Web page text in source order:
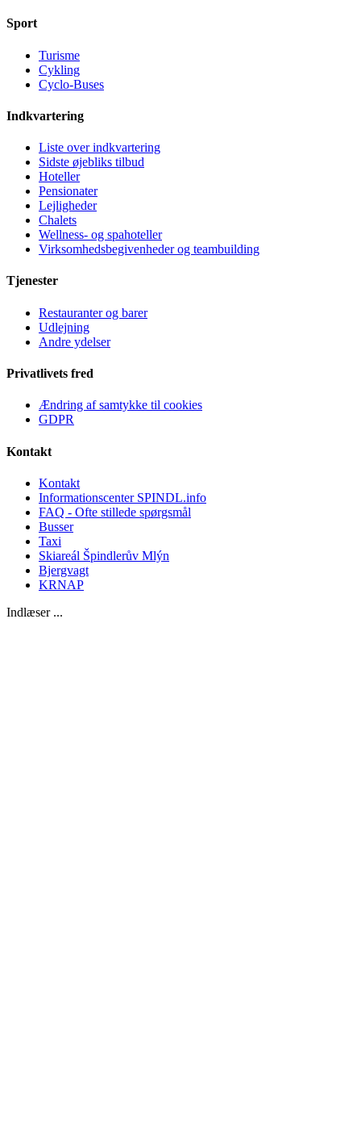
Sport
Turisme
Cykling
Cyclo-Buses
Indkvartering
Liste over indkvartering
Sidste øjebliks tilbud
Hoteller
Pensionater
Lejligheder
Chalets
Wellness- og spahoteller
Virksomhedsbegivenheder og teambuilding
Tjenester
Restauranter og barer
Udlejning
Andre ydelser
Privatlivets fred
Ændring af samtykke til cookies
GDPR
Kontakt
Kontakt
Informationscenter SPINDL.info
FAQ - Ofte stillede spørgsmål
Busser
Taxi
Skiareál Špindlerův Mlýn
Bjergvagt
KRNAP
Indlæser ...